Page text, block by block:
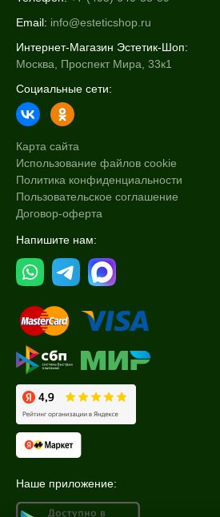
Email: info@esteticshop.ru
Интернет-Магазин Эстетик-Шоп:
Москва, Проспект Мира, 33к1
Социальные сети:
Карта сайта
Использование файлов cookie
Политика конфиденциальности
Пользовательское соглашение
Договор-оферта
Напишите нам:
Наше приложение: